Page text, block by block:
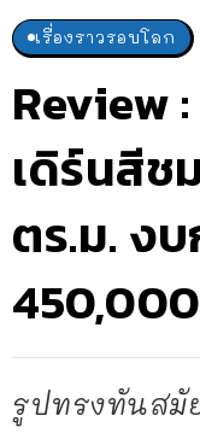
เรื่องราวรอบโลก
Review
เดิร์นสีช
ตร.ม. ง
รูปทรงทันสมั